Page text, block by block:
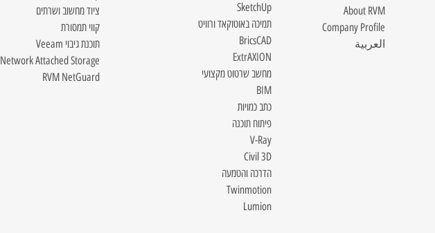
About RVM
Company Profile
العربية
SketchUp
תמיכה באוטוקאד ורוויט
BricsCAD
ExtrAXION
מחשב שרטוט מקצועי
BIM
כתב כמויות
פיתוח תוכנה
V-Ray
Civil 3D
הדרכה והטמעה
Twinmotion
Lumion
ציוד מחשוב ושרתים
קווי תמסורת
תוכנת גיבוי Veeam
Network Attached Storage
RVM NetGuard